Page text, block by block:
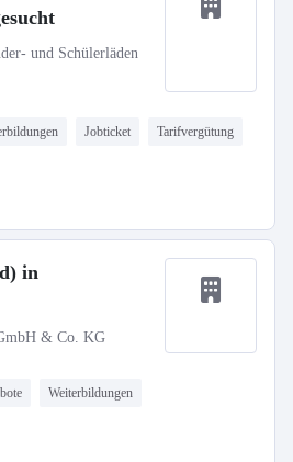
und Schülerläden
Jobticket Tarifvergütung
in
& Co. KG
Weiterbildungen